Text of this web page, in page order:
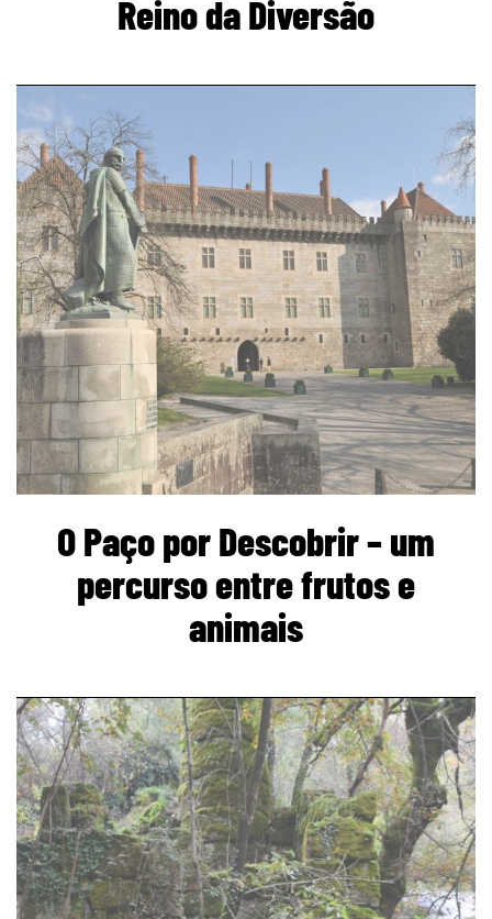
Reino da Diversão
page
O Paço por Descobrir – um
percurso entre frutos e
animais
page